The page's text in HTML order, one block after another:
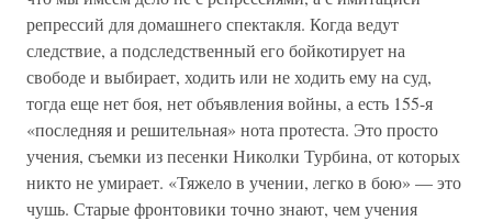
репрессий для домашнего спектакля. Когда ведут
следствие, а подследственный его бойкотирует на
свободе и выбирает, ходить или не ходить ему на суд,
тогда еще нет боя, нет объявления войны, а есть 155-я
«последняя и решительная» нота протеста. Это просто
учения, съемки из песенки Николки Турбина, от которых
никто не умирает. «Тяжело в учении, легко в бою» — это
чушь. Старые фронтовики точно знают, чем учения